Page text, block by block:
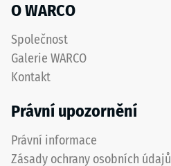
O WARCO
Společnost
Galerie WARCO
Kontakt
Právní upozornění
Právní informace
Zásady ochrany osobních údajů